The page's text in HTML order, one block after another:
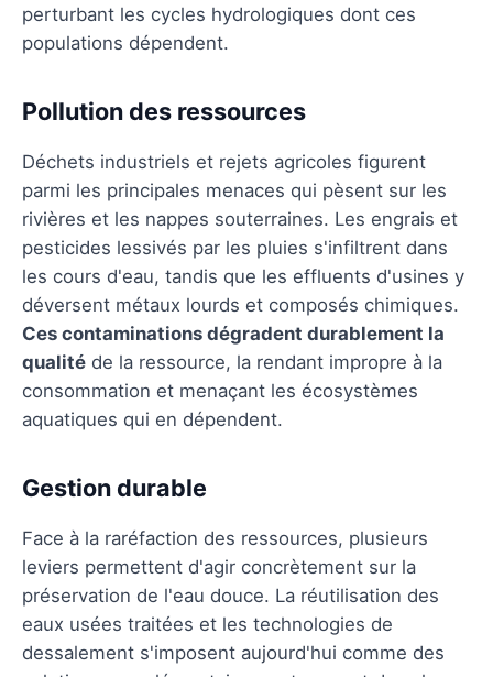
perturbant les cycles hydrologiques dont ces
populations dépendent.
Pollution des ressources
Déchets industriels et rejets agricoles figurent
parmi les principales menaces qui pèsent sur les
rivières et les nappes souterraines. Les engrais et
pesticides lessivés par les pluies s'infiltrent dans
les cours d'eau, tandis que les effluents d'usines y
déversent métaux lourds et composés chimiques.
Ces contaminations dégradent durablement la
qualité de la ressource, la rendant impropre à la
consommation et menaçant les écosystèmes
aquatiques qui en dépendent.
Gestion durable
Face à la raréfaction des ressources, plusieurs
leviers permettent d'agir concrètement sur la
préservation de l'eau douce. La réutilisation des
eaux usées traitées et les technologies de
dessalement s'imposent aujourd'hui comme des